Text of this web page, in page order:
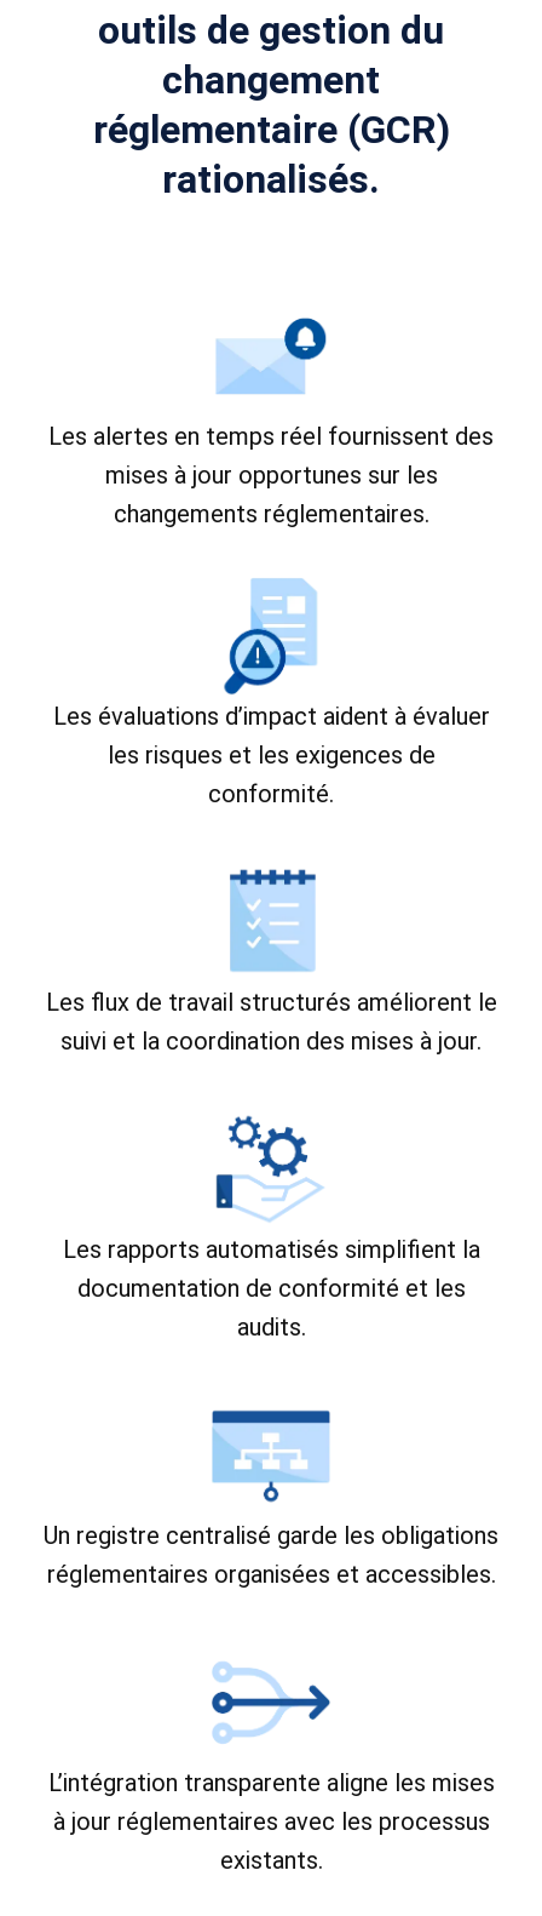
outils de gestion du
changement
réglementaire (GCR)
rationalisés.
Les alertes en temps réel fournissent des
mises à jour opportunes sur les
changements réglementaires.
Les évaluations d’impact aident à évaluer
les risques et les exigences de
conformité.
Les flux de travail structurés améliorent le
suivi et la coordination des mises à jour.
Les rapports automatisés simplifient la
documentation de conformité et les
audits.
Un registre centralisé garde les obligations
réglementaires organisées et accessibles.
L’intégration transparente aligne les mises
à jour réglementaires avec les processus
existants.